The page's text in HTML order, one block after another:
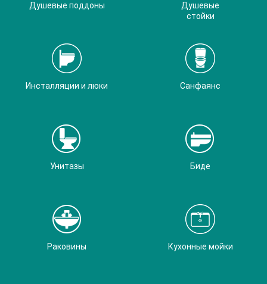
Душевые поддоны
Душевые
стойки
Инсталляции и люки Санфаянс
Унитазы Биде
Раковины Кухонные мойки